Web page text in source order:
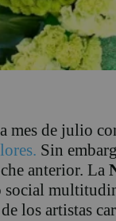
mes de julio
Sin
anterior. La
social
los artistas